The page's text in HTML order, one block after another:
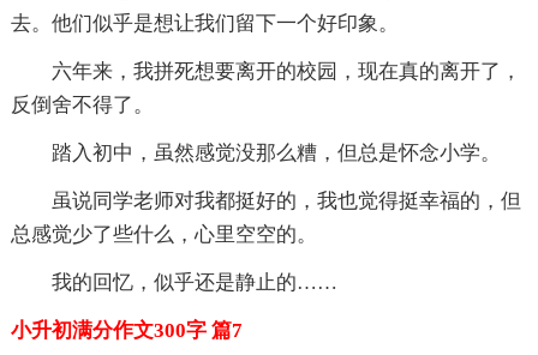
去。他们似乎是想让我们留下一个好印象。
六年来，我拼死想要离开的校园，现在真的离开了，
反倒舍不得了。
踏入初中，虽然感觉没那么糟，但总是怀念小学。
虽说同学老师对我都挺好的，我也觉得挺幸福的，但
总感觉少了些什么，心里空空的。
我的回忆，似乎还是静止的……
小升初满分作文300字 篇7